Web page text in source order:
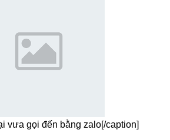
vưa gọi đến bằng zalo[/caption]